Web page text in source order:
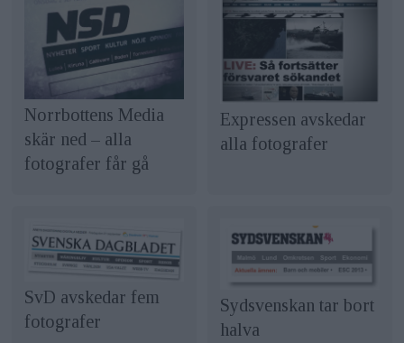
Norrbottens Media
skär ned – alla
fotografer får gå
Expressen avskedar
alla fotografer
SvD avskedar fem
fotografer
Sydsvenskan tar bort
halva